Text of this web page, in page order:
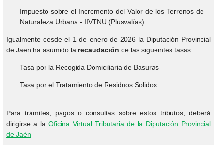
Impuesto sobre el Incremento del Valor de los Terrenos de
Naturaleza Urbana - IIVTNU (Plusvalías)
Igualmente desde el 1 de enero de 2026 la Diputación Provincial
de Jaén ha asumido la recaudación de las sigueintes tasas:
Tasa por la Recogida Domiciliaria de Basuras
Tasa por el Tratamiento de Residuos Solidos
Para trámites, pagos o consultas sobre estos tributos, deberá
dirigirse a la Oficina Virtual Tributaria de la Diputación Provincial
de Jaén